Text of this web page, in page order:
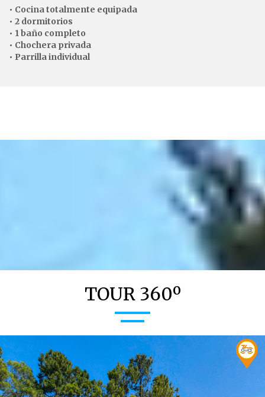
• Cocina totalmente equipada
• 2 dormitorios
• 1 baño completo
• Chochera privada
• Parrilla individual
TOUR 360º